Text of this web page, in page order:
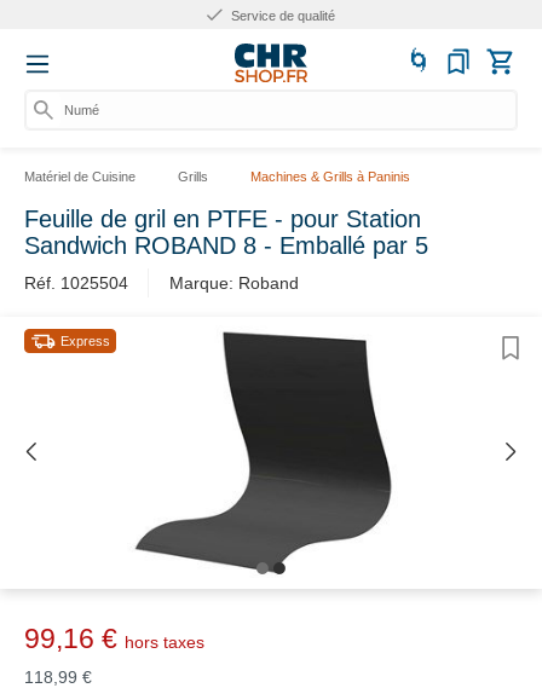
Service de qualité
Numér
Matériel de Cuisine Grills Machines & Grills à Paninis
Feuille de gril en PTFE - pour Station
Sandwich ROBAND 8 - Emballé par 5
Réf. 1025504 Marque: Roband
Express
99,16 € hors taxes
118,99 €